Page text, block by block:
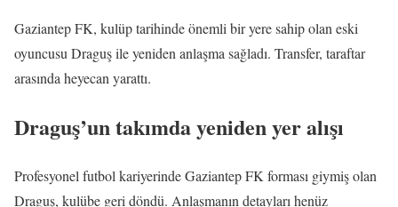
Gaziantep FK, kulüp tarihinde önemli bir yere sahip olan eski
oyuncusu Draguş ile yeniden anlaşma sağladı. Transfer, taraftar
arasında heyecan yarattı.
Draguş’un takımda yeniden yer alışı
Profesyonel futbol kariyerinde Gaziantep FK forması giymiş olan
Draguş, kulübe geri döndü. Anlaşmanın detayları henüz